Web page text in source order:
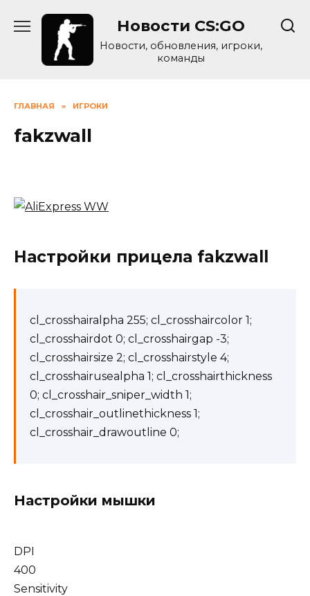
Новости CS:GO
Новости, обновления, игроки,
команды
ГЛАВНАЯ » ИГРОКИ
fakzwall
Настройки прицела fakzwall
cl_crosshairalpha 255; cl_crosshaircolor 1;
cl_crosshairdot 0; cl_crosshairgap -3;
cl_crosshairsize 2; cl_crosshairstyle 4;
cl_crosshairusealpha 1; cl_crosshairthickness
0; cl_crosshair_sniper_width 1;
cl_crosshair_outlinethickness 1;
cl_crosshair_drawoutline 0;
Настройки мышки
DPI
400
Sensitivity